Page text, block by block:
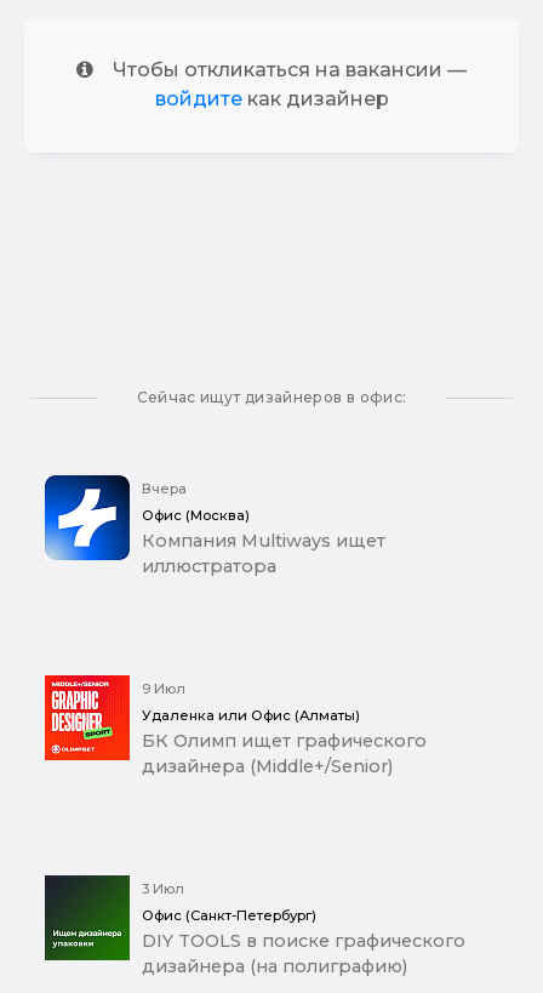
Чтобы откликаться на вакансии —
войдитекак дизайнер
Сейчас ищут дизайнеров в офис:
Вчера
Офис (Москва)
Компания Multiways ищет
иллюстратора
9 Июл
Удаленка или Офис (Алматы)
БК Олимп ищет графического
дизайнера (Middle+/Senior)
3 Июл
Офис (Санкт-Петербург)
DIY TOOLS в поиске графического
дизайнера (на полиграфию)